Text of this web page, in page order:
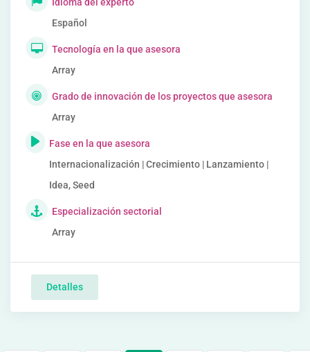
Español
Tecnología en la que asesora
Array
Grado de innovación de los proyectos que asesora
Array
Fase en la que asesora
Internacionalización | Crecimiento | Lanzamiento |
Idea, Seed
Especialización sectorial
Array
Detalles